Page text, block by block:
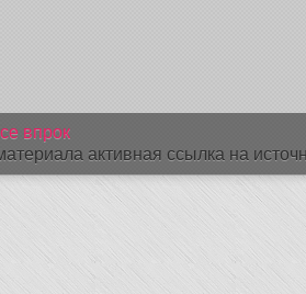
впрок
активная ссылка на